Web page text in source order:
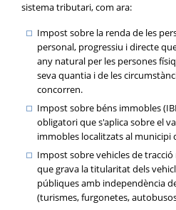
sistema tributari, com ara:
Impost sobre la renda de les
personal, progressiu i directe
any natural per les persones
seva quantia i de les
concorren.
Impost sobre béns immobles
obligatori que s'aplica sobre el
immobles localitzats al
Impost sobre vehicles de
que grava la titularitat dels
públiques amb independència
(turismes, furgonetes,